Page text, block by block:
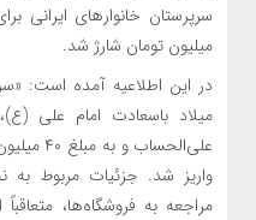
میلیون تومان شارژ شد.
در این اطلاعیه آمده است:
واریز شد. جزئیات مربوط به
مراجعه به فروشگاه‌ها،